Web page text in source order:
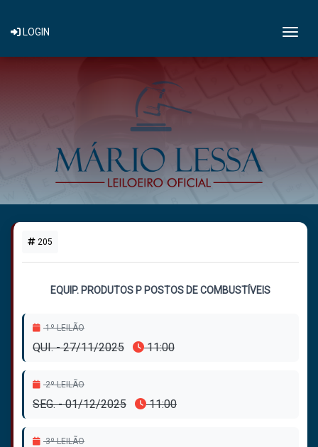
LOGIN
205
EQUIP. PRODUTOS P POSTOS DE COMBUSTÍVEIS
1º LEILÃO
QUI. - 27/11/2025 11:00
2º LEILÃO
SEG. - 01/12/2025 11:00
3º LEILÃO